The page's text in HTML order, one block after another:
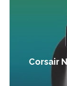
Corsair